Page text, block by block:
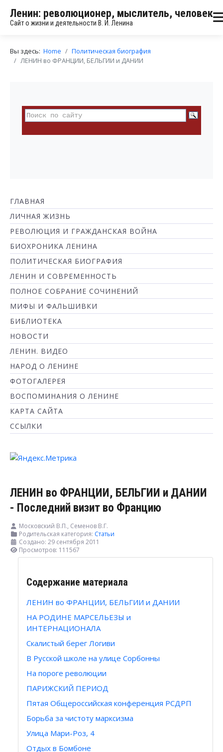
Ленин: революционер, мыслитель, человек
Сайт о жизни и деятельности В. И. Ленина
Вы здесь: Home
Политическая биография
ЛЕНИН во ФРАНЦИИ, БЕЛЬГИИ и ДАНИИ
ГЛАВНАЯ
ЛИЧНАЯ ЖИЗНЬ
РЕВОЛЮЦИЯ И ГРАЖДАНСКАЯ ВОЙНА
БИОХРОНИКА ЛЕНИНА
ПОЛИТИЧЕСКАЯ БИОГРАФИЯ
ЛЕНИН И СОВРЕМЕННОСТЬ
ПОЛНОЕ СОБРАНИЕ СОЧИНЕНИЙ
МИФЫ И ФАЛЬШИВКИ
БИБЛИОТЕКА
НОВОСТИ
ЛЕНИН. ВИДЕО
НАРОД О ЛЕНИНЕ
ФОТОГАЛЕРЕЯ
ВОСПОМИНАНИЯ О ЛЕНИНЕ
КАРТА САЙТА
ССЫЛКИ
ЛЕНИН во ФРАНЦИИ, БЕЛЬГИИ и ДАНИИ
- Последний визит во Францию
Московский В.П., Семенов В.Г.
Родительская категория: Статьи
Создано: 29 сентября 2011
Просмотров: 111567
Содержание материала
ЛЕНИН во ФРАНЦИИ, БЕЛЬГИИ и ДАНИИ
НА РОДИНЕ МАРСЕЛЬЕЗЫ и
ИНТЕРНАЦИОНАЛА
Скалистый берег Логиви
В Русской школе на улице Сорбонны
На пороге революции
ПАРИЖСКИЙ ПЕРИОД
Пятая Общероссийская конференция РСДРП
Борьба за чистоту марксизма
Улица Мари-Роз, 4
Отдых в Бомбоне